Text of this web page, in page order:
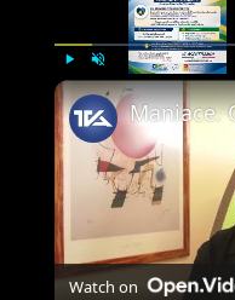
Play Unmute
Watch on